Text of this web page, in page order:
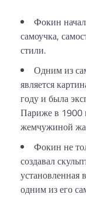
Фокин
самоучка,
стили.
Одним из
является
году и была
Париже в 1900
жемчужиной
Фокин не
создавал
установленная
одним из его